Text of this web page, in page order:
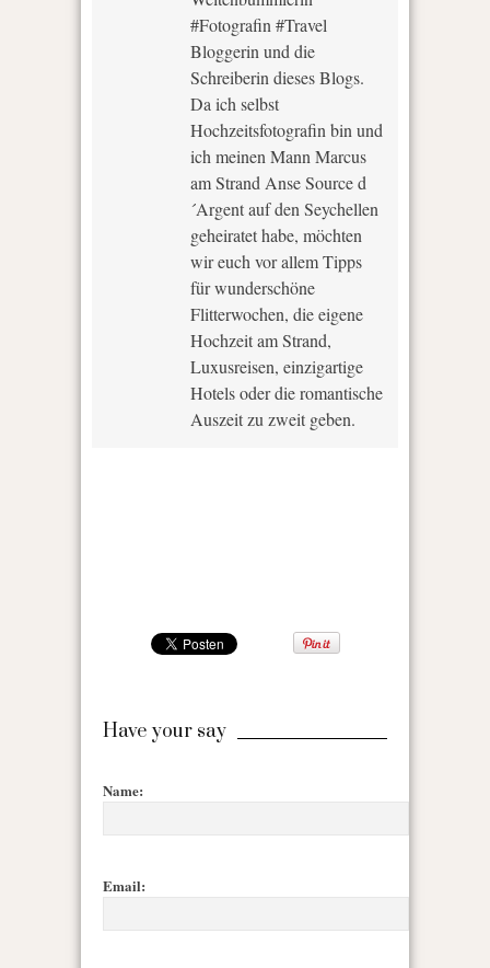
#Fotografin #Travel
Bloggerin und die
Schreiberin dieses Blogs.
Da ich selbst
Hochzeitsfotografin bin und
ich meinen Mann Marcus
am Strand Anse Source d
´Argent auf den Seychellen
geheiratet habe, möchten
wir euch vor allem Tipps
für wunderschöne
Flitterwochen, die eigene
Hochzeit am Strand,
Luxusreisen, einzigartige
Hotels oder die romantische
Auszeit zu zweit geben.
Have your say
Name:
Email: